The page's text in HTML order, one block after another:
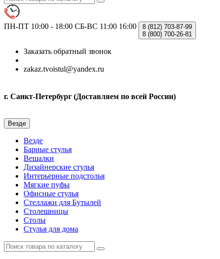
ПН-ПТ 10:00 - 18:00 СБ-ВС 11:00 16:00 8 (812) 703-87-99
8 (800) 700-26-81
Заказать обратный звонок
zakaz.tvoistul@yandex.ru
г. Санкт-Петербург (Доставляем по всей России)
Везде
Везде
Барные стулья
Вешалки
Дизайнерские стулья
Интерьерные подстолья
Мягкие пуфы
Офисные стулья
Стеллажи для Бутылей
Столешницы
Столы
Стулья для дома